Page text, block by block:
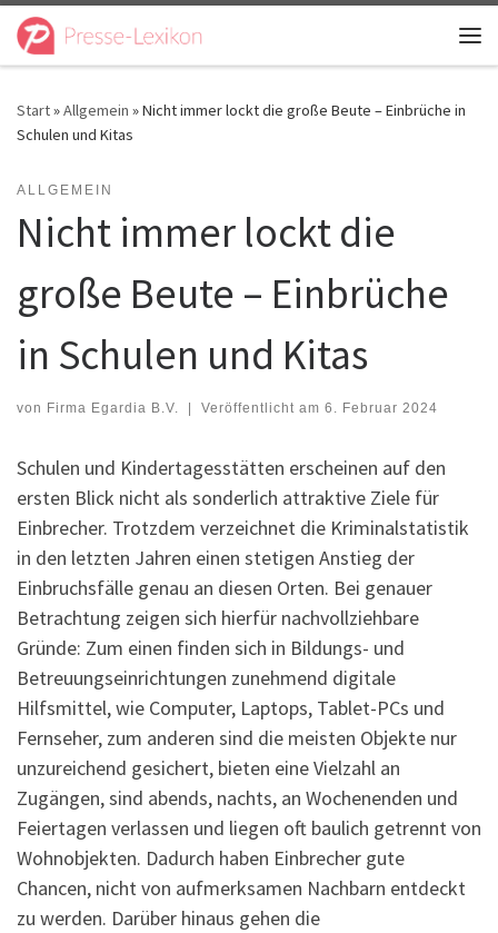
Zum Inhalt springen
Start»Allgemein »Nicht immer lockt die große Beute – Einbrüche in
Schulen und Kitas
ALLGEMEIN
Nicht immer lockt die
große Beute – Einbrüche
in Schulen und Kitas
von Firma Egardia B.V. | Veröffentlicht am 6. Februar 2024
Schulen und Kindertagesstätten erscheinen auf den
ersten Blick nicht als sonderlich attraktive Ziele für
Einbrecher. Trotzdem verzeichnet die Kriminalstatistik
in den letzten Jahren einen stetigen Anstieg der
Einbruchsfälle genau an diesen Orten. Bei genauer
Betrachtung zeigen sich hierfür nachvollziehbare
Gründe: Zum einen finden sich in Bildungs- und
Betreuungseinrichtungen zunehmend digitale
Hilfsmittel, wie Computer, Laptops, Tablet-PCs und
Fernseher, zum anderen sind die meisten Objekte nur
unzureichend gesichert, bieten eine Vielzahl an
Zugängen, sind abends, nachts, an Wochenenden und
Feiertagen verlassen und liegen oft baulich getrennt von
Wohnobjekten. Dadurch haben Einbrecher gute
Chancen, nicht von aufmerksamen Nachbarn entdeckt
zu werden. Darüber hinaus gehen die